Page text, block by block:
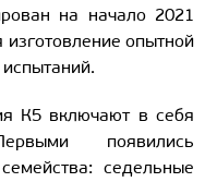
на начало 2021
изготовление опытной
К5 включают в себя
появились
седельные